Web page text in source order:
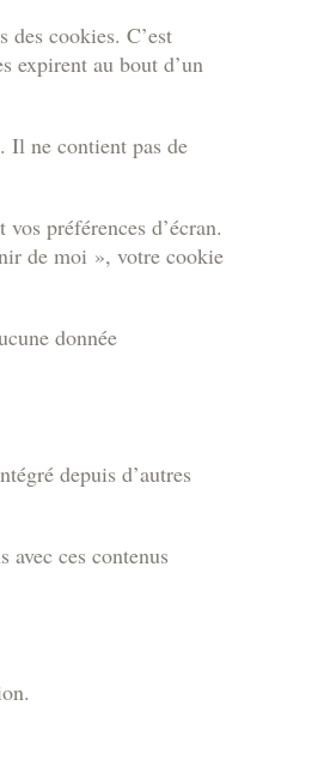
des cookies. C’est
expirent au bout d’un
Il ne contient pas de
préférences d’écran.
de moi », votre cookie
donnée
depuis d’autres
ces contenus